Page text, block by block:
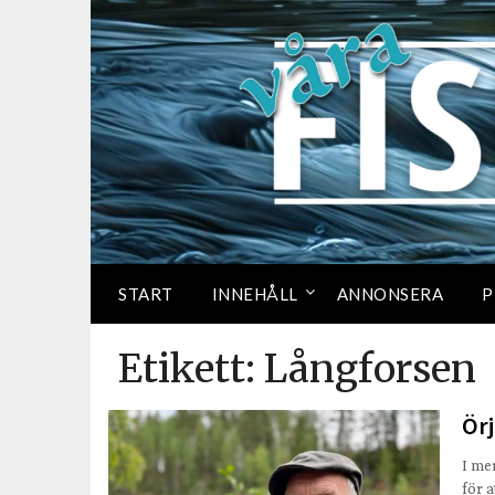
START INNEHÅLL ANNONSERA
Etikett: Långforsen
I
för